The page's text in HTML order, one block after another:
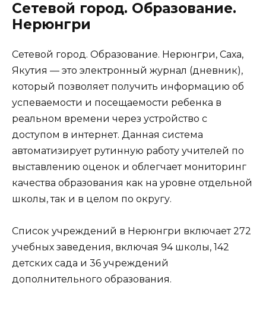
Сетевой город. Образование.
Нерюнгри
Сетевой город. Образование. Нерюнгри, Саха,
Якутия — это электронный журнал (дневник),
который позволяет получить информацию об
успеваемости и посещаемости ребенка в
реальном времени через устройство с
доступом в интернет. Данная система
автоматизирует рутинную работу учителей по
выставлению оценок и облегчает мониторинг
качества образования как на уровне отдельной
школы, так и в целом по округу.
Список учреждений в Нерюнгри включает 272
учебных заведения, включая 94 школы, 142
детских сада и 36 учреждений
дополнительного образования.